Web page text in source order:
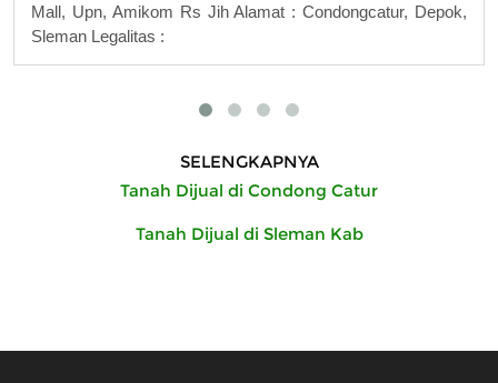
Mall, Upn, Amikom Rs Jih Alamat : Condongcatur, Depok,
Sleman Legalitas :
SELENGKAPNYA
Tanah Dijual di Condong Catur
Tanah Dijual di Sleman Kab